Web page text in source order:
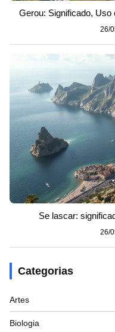
Gerou: Significado,
26/
Se lascar:
26/
Categorias
Artes
Biologia